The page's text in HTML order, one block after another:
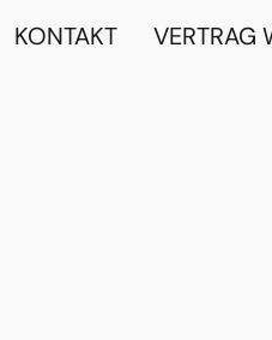
KONTAKT VERTRAG